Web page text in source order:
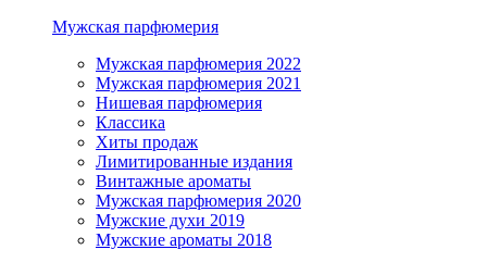
Мужская парфюмерия
Мужская парфюмерия 2022
Мужская парфюмерия 2021
Нишевая парфюмерия
Классика
Хиты продаж
Лимитированные издания
Винтажные ароматы
Мужская парфюмерия 2020
Мужские духи 2019
Мужские ароматы 2018